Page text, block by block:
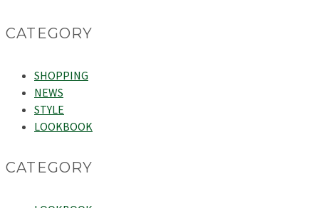
CATEGORY
SHOPPING
NEWS
STYLE
LOOKBOOK
CATEGORY